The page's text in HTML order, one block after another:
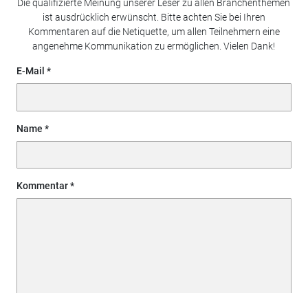
Die qualifizierte Meinung unserer Leser zu allen Branchenthemen
ist ausdrücklich erwünscht. Bitte achten Sie bei Ihren
Kommentaren auf die Netiquette, um allen Teilnehmern eine
angenehme Kommunikation zu ermöglichen. Vielen Dank!
E-Mail
Name
Kommentar